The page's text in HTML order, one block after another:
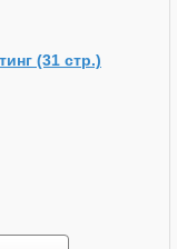
(31 стр.)